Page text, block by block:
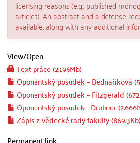
licensing reasons (e.g., published
articles). An abstract and a defense
available, along with any additional
View/Open
Text práce (2.196Mb)
Oponentský posudek – Bednaříková
Oponentský posudek – Fitzgerald
Oponentský posudek - Drobner
Zápis z vědecké rady fakulty (869.3Kb)
Permanent link